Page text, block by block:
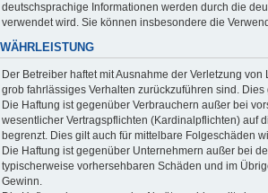
deutschsprachige Informationen werden durch die
verwendet wird. Sie können insbesondere die
Der Betreiber haftet mit Ausnahme der Verletzung
grob fahrlässiges Verhalten zurückzuführen sind.
Die Haftung ist gegenüber Verbrauchern außer bei
wesentlicher Vertragspflichten (Kardinalpflichten) auf
begrenzt. Dies gilt auch für mittelbare Folgeschäden
Die Haftung ist gegenüber Unternehmern außer bei
typischerweise vorhersehbaren Schäden und im
Gewinn.